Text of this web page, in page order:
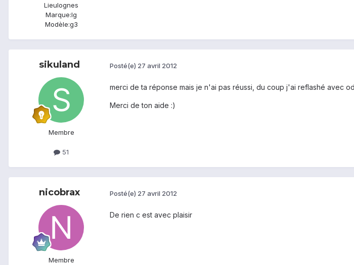
Lieulognes
Marque:lg
Modèle:g3
sikuland
Membre
51
Posté(e) 27 avril 2012
merci de ta réponse mais je n'ai pas réussi, du coup j'ai reflashé avec
Merci de ton aide :)
nicobrax
Membre
Posté(e) 27 avril 2012
De rien c est avec plaisir